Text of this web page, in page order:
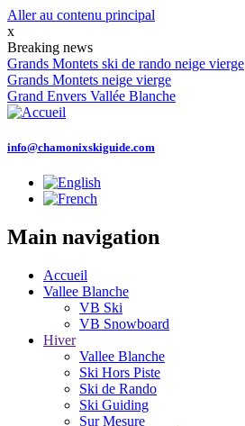
Aller au contenu principal
x
Breaking news
Grands Montets ski de rando neige vierge
Grands Montets neige vierge
Grand Envers Vallée Blanche
info@chamonixskiguide.com
Main navigation
Accueil
Vallee Blanche
VB Ski
VB Snowboard
Hiver
Vallee Blanche
Ski Hors Piste
Ski de Rando
Ski Guiding
Sur Mesure